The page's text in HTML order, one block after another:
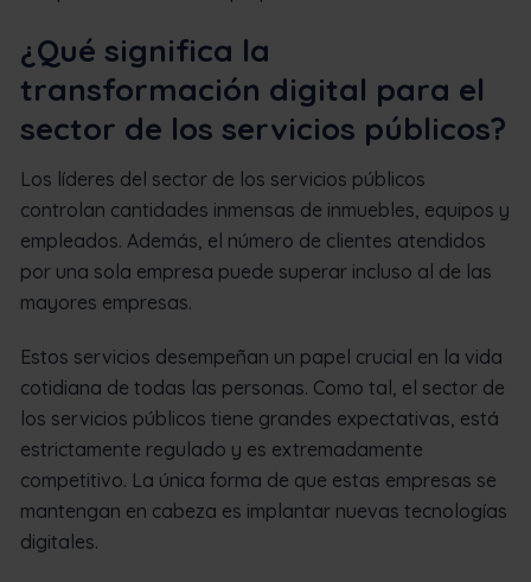
¿Qué significa la
transformación digital para el
sector de los servicios públicos?
Los líderes del sector de los servicios públicos
controlan cantidades inmensas de inmuebles, equipos y
empleados. Además, el número de clientes atendidos
por una sola empresa puede superar incluso al de las
mayores empresas.
Estos servicios desempeñan un papel crucial en la vida
cotidiana de todas las personas. Como tal, el sector de
los servicios públicos tiene grandes expectativas, está
estrictamente regulado y es extremadamente
competitivo. La única forma de que estas empresas se
mantengan en cabeza es implantar nuevas tecnologías
digitales.